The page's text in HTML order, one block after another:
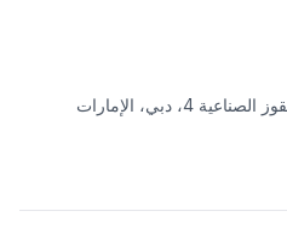
المستودع S4، شارع 26، منطقة القوز الصناعية 4، دبي، الإمارات